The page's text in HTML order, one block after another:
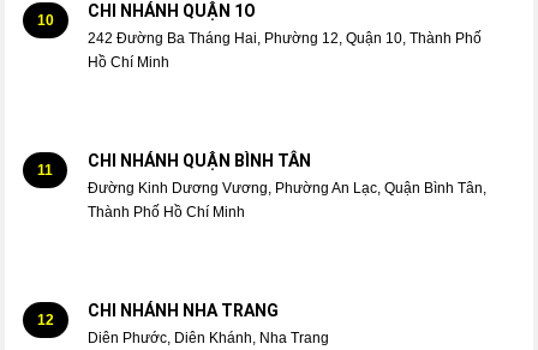
10 CHI NHÁNH QUẬN 1O
242 Đường Ba Tháng Hai, Phường 12, Quận 10, Thành Phố
Hồ Chí Minh
11 CHI NHÁNH QUẬN BÌNH TÂN
Đường Kinh Dương Vương, Phường An Lạc, Quận Bình Tân,
Thành Phố Hồ Chí Minh
12 CHI NHÁNH NHA TRANG
Diên Phước, Diên Khánh, Nha Trang